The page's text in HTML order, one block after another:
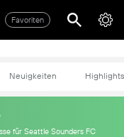
Favoriten
Neuigkeiten Highlights
für Seattle Sounders FC